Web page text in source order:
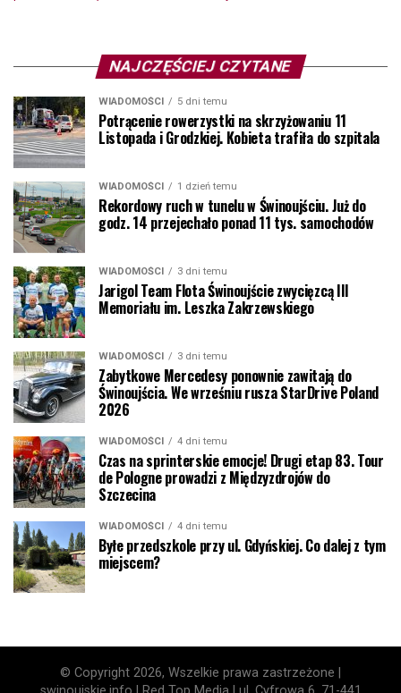
NAJCZĘŚCIEJ CZYTANE
WIADOMOŚCI 5 dni temu
Potrącenie rowerzystki na skrzyżowaniu 11
Listopada i Grodzkiej. Kobieta trafiła do szpitala
WIADOMOŚCI 1 dzień temu
Rekordowy ruch w tunelu w Świnoujściu. Już do
godz. 14 przejechało ponad 11 tys. samochodów
WIADOMOŚCI 3 dni temu
Jarigol Team Flota Świnoujście zwycięzcą III
Memoriału im. Leszka Zakrzewskiego
WIADOMOŚCI 3 dni temu
Zabytkowe Mercedesy ponownie zawitają do
Świnoujścia. We wrześniu rusza StarDrive Poland
2026
WIADOMOŚCI 4 dni temu
Czas na sprinterskie emocje! Drugi etap 83. Tour
de Pologne prowadzi z Międzyzdrojów do
Szczecina
WIADOMOŚCI 4 dni temu
Byłe przedszkole przy ul. Gdyńskiej. Co dalej z tym
miejscem?
© Copyright 2026, Wszelkie prawa zastrzeżone |